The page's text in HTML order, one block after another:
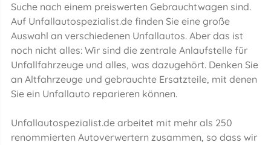
Suche nach einem preiswerten Gebrauchtwagen sind.
Auf Unfallautospezialist.de finden Sie eine große
Auswahl an verschiedenen Unfallautos. Aber das ist
noch nicht alles: Wir sind die zentrale Anlaufstelle für
Unfallfahrzeuge und alles, was dazugehört. Denken Sie
an Altfahrzeuge und gebrauchte Ersatzteile, mit denen
Sie ein Unfallauto reparieren können.
Unfallautospezialist.de arbeitet mit mehr als 250
renommierten Autoverwertern zusammen, so dass wir